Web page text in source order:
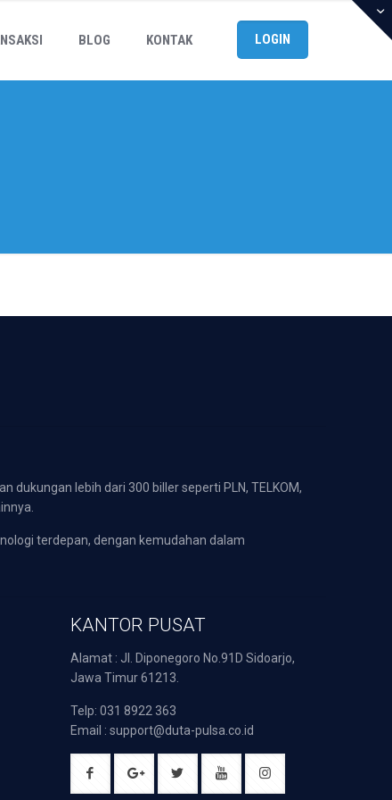
BLOG KONTAK LOGIN
dukungan lebih dari 300 biller seperti PLN, TELKOM,
terdepan, dengan kemudahan dalam
KANTOR PUSAT
Alamat : Jl. Diponegoro No.91D Sidoarjo,
Jawa Timur 61213.
Telp: 031 8922 363
Email : support@duta-pulsa.co.id